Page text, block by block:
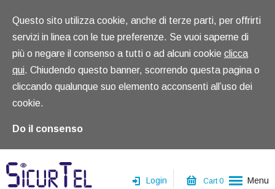
Questo sito utilizza cookie, anche di terze parti, per offrirti
servizi in linea con le tue preferenze. Se vuoi saperne di
più o negare il consenso a tutti o ad alcuni cookie clicca
qui. Chiudendo questo banner, scorrendo questa pagina o
cliccando qualunque suo elemento acconsenti all’uso dei
cookie.
Do il consenso
Menu
Cart0
Login